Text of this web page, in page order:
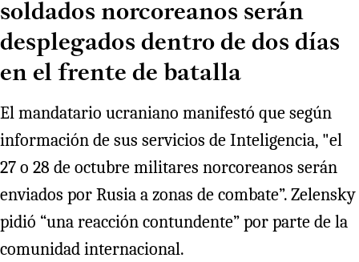
soldados norcoreanos serán
desplegados dentro de dos días
en el frente de batalla
El mandatario ucraniano manifestó que según
información de sus servicios de Inteligencia, "el
27 o 28 de octubre militares norcoreanos serán
enviados por Rusia a zonas de combate”. Zelensky
pidió “una reacción contundente” por parte de la
comunidad internacional.